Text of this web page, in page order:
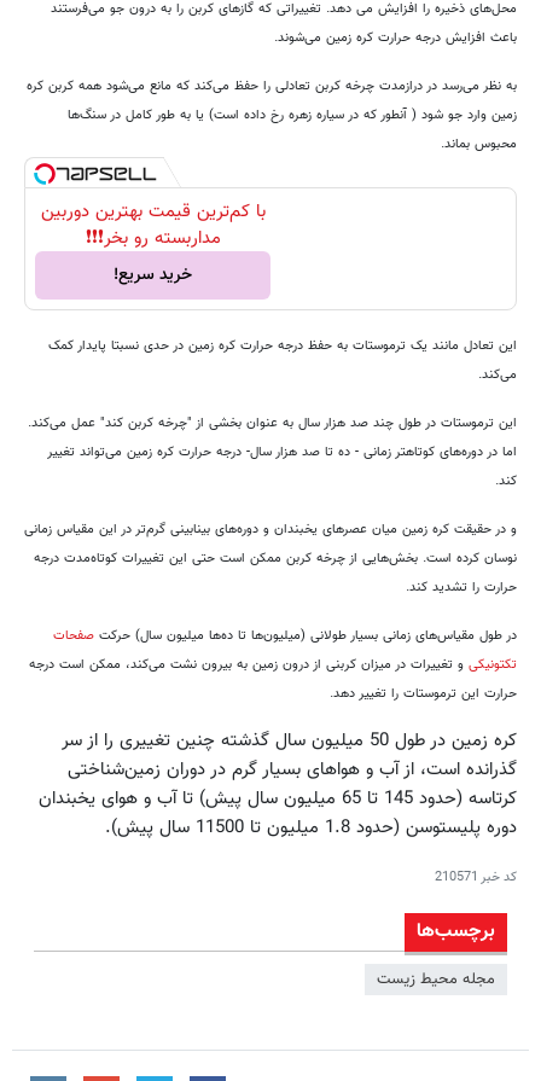
محل‌های ذخیره را افزایش می دهد. تغییراتی که گازهای کربن را به درون جو می‌فرستند
باعث افزایش درجه حرارت کره زمین می‌شوند.
به نظر می‌رسد در درازمدت چرخه کربن تعادلی را حفظ می‌کند که مانع می‌شود همه کربن کره
زمین وارد جو شود ( آنطور که در سیاره زهره رخ داده است) یا به طور کامل در سنگ‌ها
محبوس بماند.
با کم‌ترین قیمت بهترین دوربین
مداربسته رو بخر❗❗❗
خرید سریع!
این تعادل مانند یک ترموستات به حفظ درجه حرارت کره زمین در حدی نسبتا پایدار کمک
می‌کند.
این ترموستات در طول چند صد هزار سال به عنوان بخشی از "چرخه کربن کند" عمل می‌کند.
اما در دوره‌های کوتاهتر زمانی - ده تا صد هزار سال- درجه حرارت کره زمین می‌تواند تغییر
کند.
و در حقیقت کره زمین میان عصرهای یخبندان و دوره‌های بینابینی گرم‌تر در این مقیاس زمانی
نوسان کرده است. بخش‌هایی از چرخه کربن ممکن است حتی این تغییرات کوتاه‌مدت درجه
حرارت را تشدید کند.
در طول مقیاس‌های زمانی بسیار طولانی (میلیون‌ها تا ده‌ها میلیون سال) حرکت صفحات
تکتونیکی و تغییرات در میزان کربنی از درون زمین به بیرون نشت می‌کند، ممکن است درجه
حرارت این ترموستات را تغییر دهد.
کره زمین در طول 50 میلیون سال گذشته چنین تغییری را از سر
گذرانده است، از آب و هواهای بسیار گرم در دوران زمین‌شناختی
کرتاسه (حدود 145 تا 65 میلیون سال پیش) تا آب و هوای یخبندان
دوره پلیستوسن (حدود 1.8 میلیون تا 11500 سال پیش).
کد خبر 210571
برچسب‌ها
مجله محیط زیست